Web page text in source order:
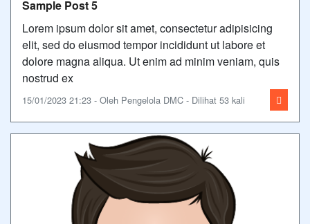
Sample Post 5
Lorem ipsum dolor sit amet, consectetur adipisicing
elit, sed do eiusmod tempor incididunt ut labore et
dolore magna aliqua. Ut enim ad minim veniam, quis
nostrud ex
15/01/2023 21:23 - Oleh Pengelola DMC - Dilihat 53 kali